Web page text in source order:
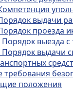
выдачи
проезда
Порядок выезда
Порядок выдачи
требования
положения